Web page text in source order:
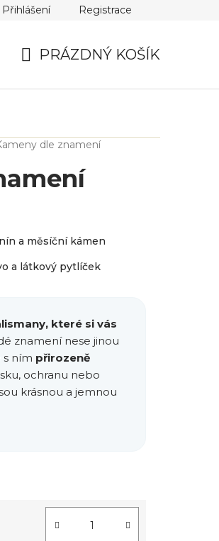
Přihlášení Registrace
PRÁZDNÝ KOŠÍK
dle znamení
a měsíční kámen
a látkový pytlíček
které si vás
znamení nese jinou
s ním přirozeně
ochranu nebo
krásnou a jemnou